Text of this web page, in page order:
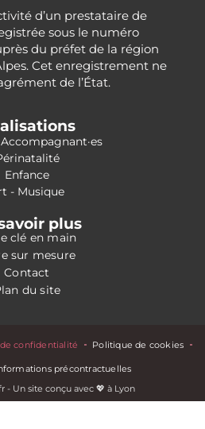
d’un prestataire de
sous le numéro
du préfet de la région
Cet enregistrement ne
de l’État.
Enfance
- Musique
plus
clé en main
sur mesure
Contact
du site
confidentialité Politique de cookies
précontractuelles
- Un site conçu avec 💖 à Lyon